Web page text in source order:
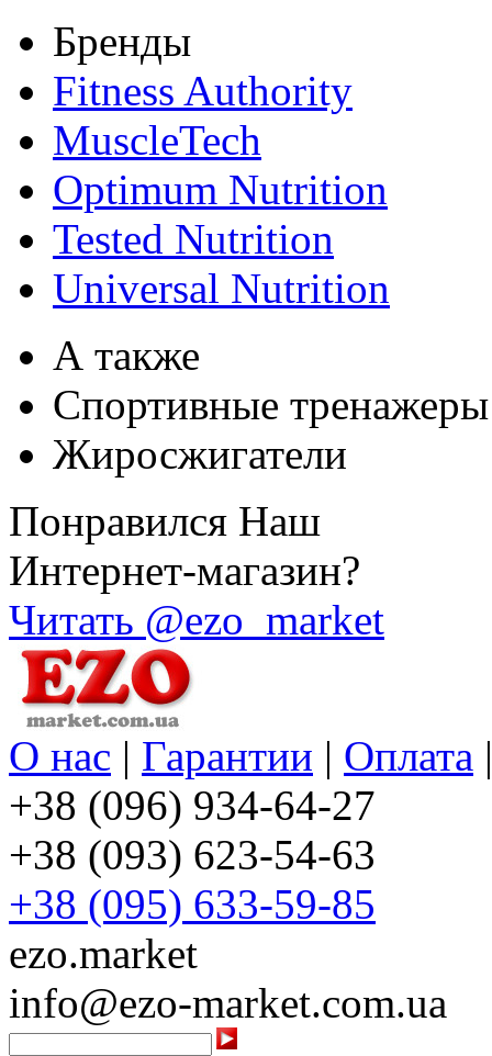
Бренды
Fitness Authority
MuscleTech
Optimum Nutrition
Tested Nutrition
Universal Nutrition
А также
Спортивные тренажеры
Жиросжигатели
Понравился Наш
Интернет-магазин?
Читать @ezo_market
О нас | Гарантии | Оплата
+38 (096) 934-64-27
+38 (093) 623-54-63
+38 (095) 633-59-85
ezo.market
info@ezo-market.com.ua